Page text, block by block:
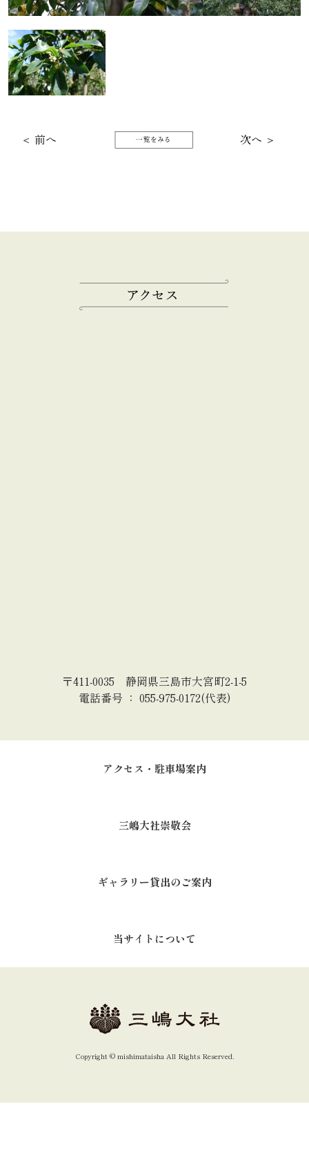
＜ 前へ 次へ ＞
〒411-0035 静岡県三島市大宮町2-1-5
電話番号 ： 055-975-0172(代表)
アクセス・駐車場案内
三嶋大社崇敬会
ギャラリー貸出のご案内
当サイトについて
Copyright ©︎ mishimataisha All Rights Reserved.